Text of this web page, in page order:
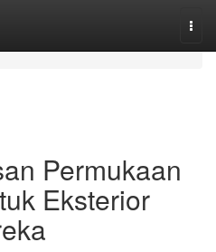
Permukaan
Eksterior